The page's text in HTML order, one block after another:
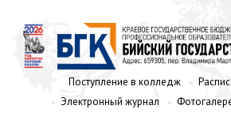
Поступление в колледж
Электронный журнал